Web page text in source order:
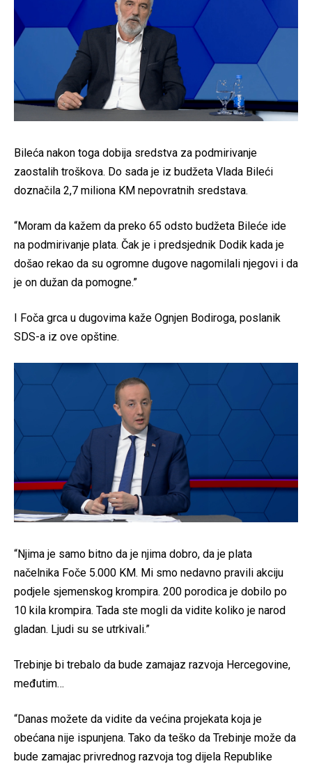
Bileća nakon toga dobija sredstva za podmirivanje
zaostalih troškova. Do sada je iz budžeta Vlada Bileći
doznačila 2,7 miliona KM nepovratnih sredstava.
“Moram da kažem da preko 65 odsto budžeta Bileće ide
na podmirivanje plata. Čak je i predsjednik Dodik kada je
došao rekao da su ogromne dugove nagomilali njegovi i da
je on dužan da pomogne.”
I Foča grca u dugovima kaže Ognjen Bodiroga, poslanik
SDS-a iz ove opštine.
“Njima je samo bitno da je njima dobro, da je plata
načelnika Foče 5.000 KM. Mi smo nedavno pravili akciju
podjele sjemenskog krompira. 200 porodica je dobilo po
10 kila krompira. Tada ste mogli da vidite koliko je narod
gladan. Ljudi su se utrkivali.”
Trebinje bi trebalo da bude zamajaz razvoja Hercegovine,
međutim…
“Danas možete da vidite da većina projekata koja je
obećana nije ispunjena. Tako da teško da Trebinje može da
bude zamajac privrednog razvoja tog dijela Republike